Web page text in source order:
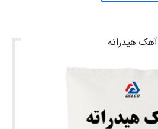
آهک هیدراته